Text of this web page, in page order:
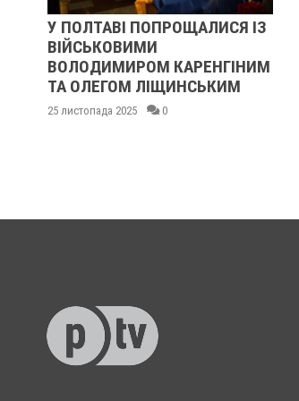
У ПОЛТАВІ ПОПРОЩАЛИСЯ ІЗ
ВІЙСЬКОВИМИ
ВОЛОДИМИРОМ КАРЕНГІНИМ
ТА ОЛЕГОМ ЛІЩИНСЬКИМ
25 листопада 2025 0